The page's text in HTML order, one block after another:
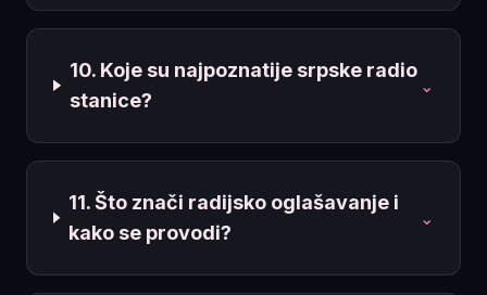
10. Koje su najpoznatije srpske radio
stanice?
⌄
11. Što znači radijsko oglašavanje i
kako se provodi?
⌄